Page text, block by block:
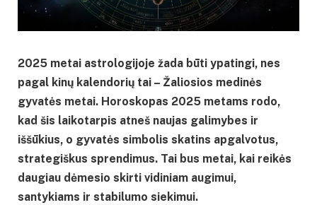
2025 metai astrologijoje žada būti ypatingi, nes
pagal kinų kalendorių tai – Žaliosios medinės
gyvatės metai. Horoskopas 2025 metams rodo,
kad šis laikotarpis atneš naujas galimybes ir
iššūkius, o gyvatės simbolis skatins apgalvotus,
strategiškus sprendimus. Tai bus metai, kai reikės
daugiau dėmesio skirti vidiniam augimui,
santykiams ir stabilumo siekimui.